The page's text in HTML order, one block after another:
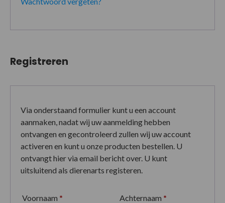
Registreren
Via onderstaand formulier kunt u een account
aanmaken, nadat wij uw aanmelding hebben
ontvangen en gecontroleerd zullen wij uw account
activeren en kunt u onze producten bestellen. U
ontvangt hier via email bericht over. U kunt
uitsluitend als dierenarts registeren.
Voornaam * Achternaam *